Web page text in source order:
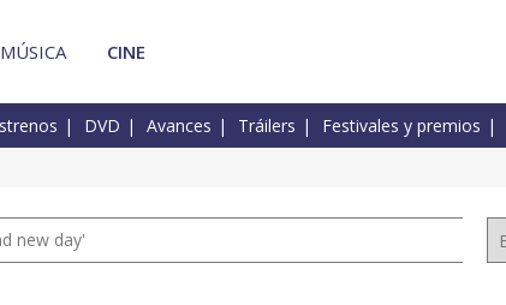
MÚSICA CINE
DVD Avances Tráilers Festivales y premios
new day'